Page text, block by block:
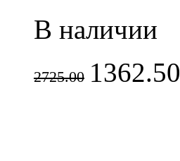
В наличии
2725.00 1362.50